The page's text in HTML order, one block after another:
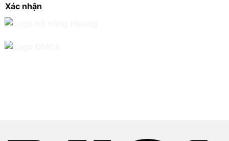
Xác nhận